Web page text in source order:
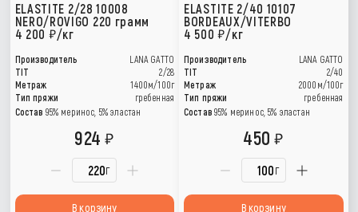
ELASTITE 2/28 10008
NERO/ROVIGO 220 грамм
4 200
/кг
Производитель
LANA GATTO
TIT
2/28
Метраж
1400м/100г
Тип пряжи
гребенная
Состав 95% меринос, 5% эластан
г
924
В корзину
ELASTITE 2/40 10107
BORDEAUX/VITERBO
4 500 /кг
Производитель
LANA GATTO
TIT
2/40
Метраж
2000м/100г
Тип пряжи
гребенная
Состав 95% меринос, 5% эластан
г
450
В корзину